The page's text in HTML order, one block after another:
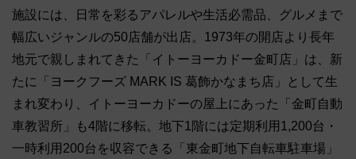
施設には、日常を彩るアパレルや生活必需品、グルメまで
幅広いジャンルの50店舗が出店。1973年の開店より長年
地元で親しまれてきた「イトーヨーカドー金町店」は、新
たに「ヨークフーズ MARK IS 葛飾かなまち店」として生
まれ変わり、イトーヨーカドーの屋上にあった「金町自動
車教習所」も4階に移転。地下1階には定期利用1,200台・
一時利用200台を収容できる「東金町地下自転車駐車場」